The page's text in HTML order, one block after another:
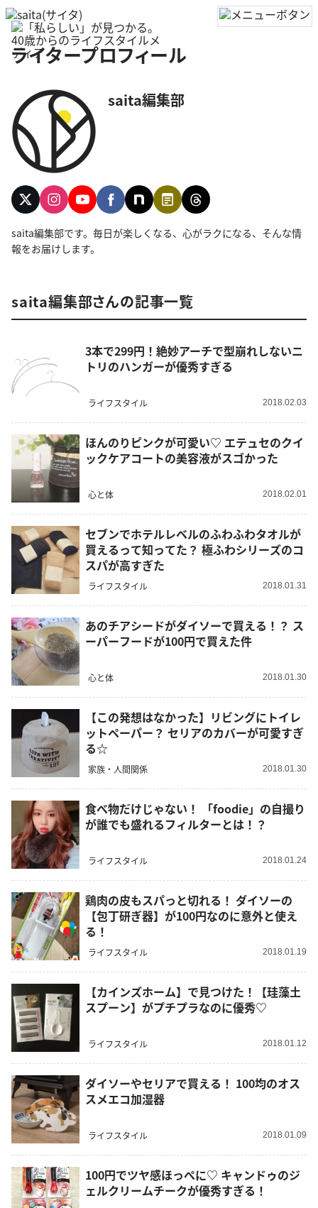
ライタープロフィール
saita編集部
saita編集部です。毎日が楽しくなる、心がラクになる、そんな情
報をお届けします。
saita編集部さんの記事一覧
3本で299円！絶妙アーチで型崩れしないニ
トリのハンガーが優秀すぎる
ライフスタイル 2018.02.03
ほんのりピンクが可愛い♡ エテュセのクイ
ックケアコートの美容液がスゴかった
心と体 2018.02.01
セブンでホテルレベルのふわふわタオルが
買えるって知ってた？ 極ふわシリーズのコ
スパが高すぎた
ライフスタイル 2018.01.31
あのチアシードがダイソーで買える！？ ス
ーパーフードが100円で買えた件
心と体 2018.01.30
【この発想はなかった】リビングにトイレ
ットペーパー？ セリアのカバーが可愛すぎ
る☆
家族・人間関係 2018.01.30
食べ物だけじゃない！ 「foodie」の自撮り
が誰でも盛れるフィルターとは！？
ライフスタイル 2018.01.24
鶏肉の皮もスパっと切れる！ ダイソーの
【包丁研ぎ器】が100円なのに意外と使え
る！
ライフスタイル 2018.01.19
【カインズホーム】で見つけた！【珪藻土
スプーン】がプチプラなのに優秀♡
ライフスタイル 2018.01.12
ダイソーやセリアで買える！ 100均のオス
スメエコ加湿器
ライフスタイル 2018.01.09
100円でツヤ感ほっぺに♡ キャンドゥのジ
ェルクリームチークが優秀すぎる！